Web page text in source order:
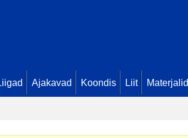
Ajakavad Koondis Liit Materjalid